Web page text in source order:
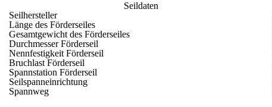
Seildaten
Seilhersteller
Länge des Förderseiles
Gesamtgewicht des Förderseiles
Durchmesser Förderseil
Nennfestigkeit Förderseil
Bruchlast Förderseil
Spannstation Förderseil
Seilspanneinrichtung
Spannweg